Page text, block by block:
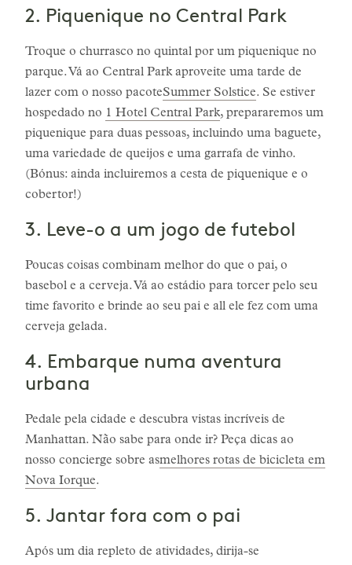
2. Piquenique no Central Park
Troque o churrasco no quintal por um piquenique no
parque. Vá ao Central Park aproveite uma tarde de
lazer com o nosso pacoteSummer Solstice. Se estiver
hospedado no 1 Hotel Central Park, prepararemos um
piquenique para duas pessoas, incluindo uma baguete,
uma variedade de queijos e uma garrafa de vinho.
(Bónus: ainda incluiremos a cesta de piquenique e o
cobertor!)
3. Leve-o a um jogo de futebol
Poucas coisas combinam melhor do que o pai, o
basebol e a cerveja. Vá ao estádio para torcer pelo seu
time favorito e brinde ao seu pai e all ele fez com uma
cerveja gelada.
4. Embarque numa aventura
urbana
Pedale pela cidade e descubra vistas incríveis de
Manhattan. Não sabe para onde ir? Peça dicas ao
nosso concierge sobre asmelhores rotas de bicicleta em
Nova Iorque.
5. Jantar fora com o pai
Após um dia repleto de atividades, dirija-se